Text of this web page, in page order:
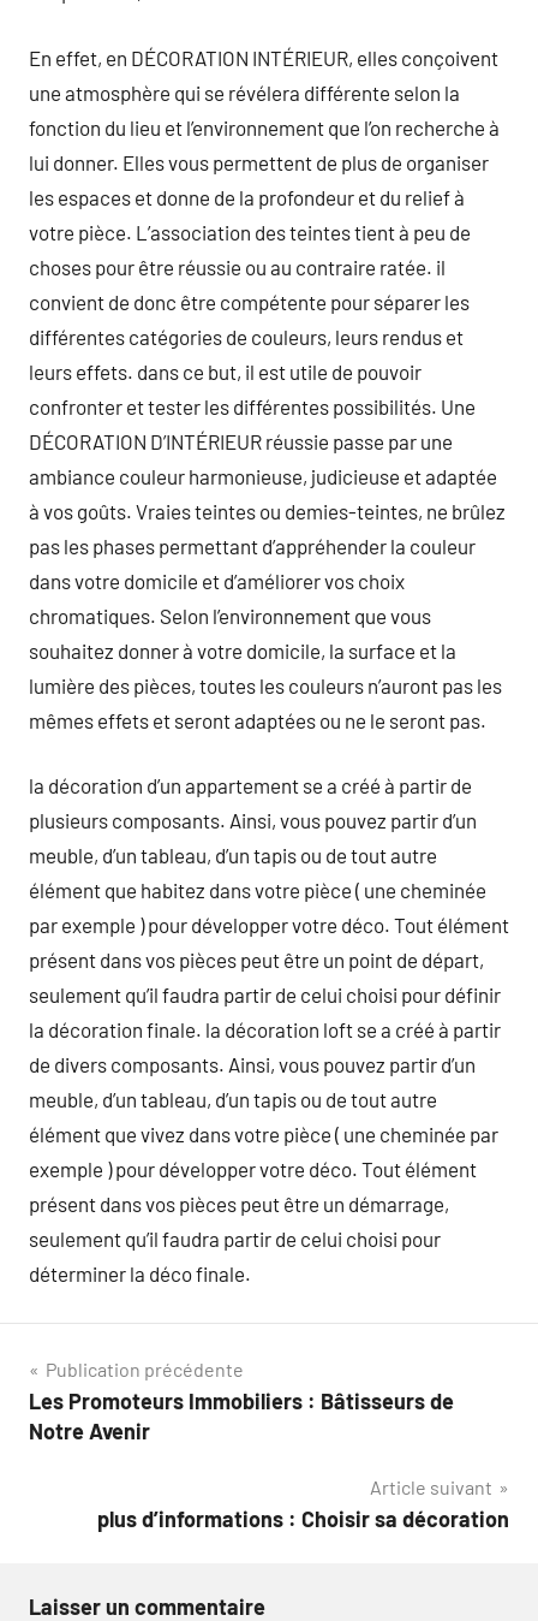
En effet, en DÉCORATION INTÉRIEUR, elles conçoivent
une atmosphère qui se révélera différente selon la
fonction du lieu et l’environnement que l’on recherche à
lui donner. Elles vous permettent de plus de organiser
les espaces et donne de la profondeur et du relief à
votre pièce. L’association des teintes tient à peu de
choses pour être réussie ou au contraire ratée. il
convient de donc être compétente pour séparer les
différentes catégories de couleurs, leurs rendus et
leurs effets. dans ce but, il est utile de pouvoir
confronter et tester les différentes possibilités. Une
DÉCORATION D’INTÉRIEUR réussie passe par une
ambiance couleur harmonieuse, judicieuse et adaptée
à vos goûts. Vraies teintes ou demies-teintes, ne brûlez
pas les phases permettant d’appréhender la couleur
dans votre domicile et d’améliorer vos choix
chromatiques. Selon l’environnement que vous
souhaitez donner à votre domicile, la surface et la
lumière des pièces, toutes les couleurs n’auront pas les
mêmes effets et seront adaptées ou ne le seront pas.
la décoration d’un appartement se a créé à partir de
plusieurs composants. Ainsi, vous pouvez partir d’un
meuble, d’un tableau, d’un tapis ou de tout autre
élément que habitez dans votre pièce ( une cheminée
par exemple ) pour développer votre déco. Tout élément
présent dans vos pièces peut être un point de départ,
seulement qu’il faudra partir de celui choisi pour définir
la décoration finale. la décoration loft se a créé à partir
de divers composants. Ainsi, vous pouvez partir d’un
meuble, d’un tableau, d’un tapis ou de tout autre
élément que vivez dans votre pièce ( une cheminée par
exemple ) pour développer votre déco. Tout élément
présent dans vos pièces peut être un démarrage,
seulement qu’il faudra partir de celui choisi pour
déterminer la déco finale.
Navigation
de
Publication précédente
Les Promoteurs Immobiliers : Bâtisseurs de
Notre Avenir
Article suivant
plus d’informations : Choisir sa décoration
Laisser un commentaire